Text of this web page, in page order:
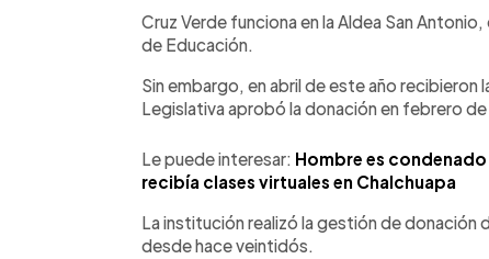
Cruz Verde funciona en la Aldea San
de Educación.
Sin embargo, en abril de este año recibieron
Legislativa aprobó la donación en febrero
Le puede interesar: Hombre es
recibía clases virtuales en Chalchuapa
La institución realizó la gestión de donación
desde hace veintidós.